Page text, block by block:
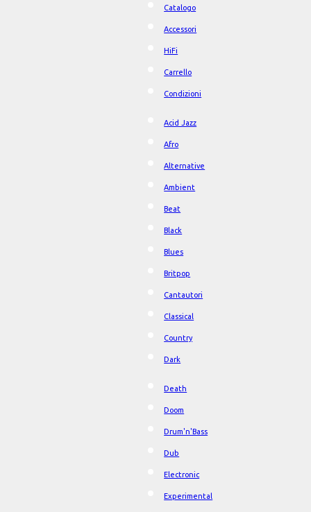
Catalogo
Accessori
HiFi
Carrello
Condizioni
Acid Jazz
Afro
Alternative
Ambient
Beat
Black
Blues
Britpop
Cantautori
Classical
Country
Dark
Death
Doom
Drum'n'Bass
Dub
Electronic
Experimental